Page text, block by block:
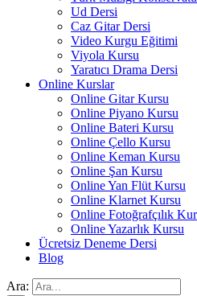
Ud Dersi
Caz Gitar Dersi
Video Kurgu Eğitimi
Viyola Kursu
Yaratıcı Drama Dersi
Online Kurslar
Online Gitar Kursu
Online Piyano Kursu
Online Bateri Kursu
Online Çello Kursu
Online Keman Kursu
Online Şan Kursu
Online Yan Flüt Kursu
Online Klarnet Kursu
Online Fotoğrafçılık
Online Yazarlık Kursu
Ücretsiz Deneme Dersi
Blog
Ara: